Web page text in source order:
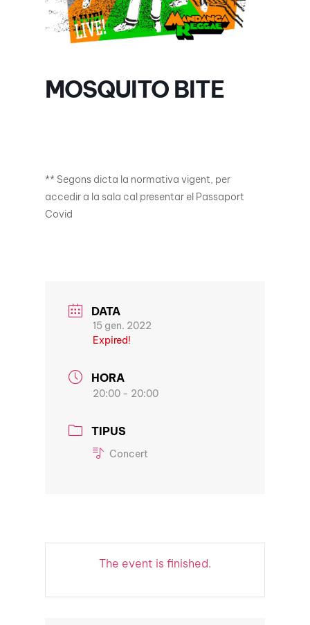
MOSQUITO BITE
** Segons dicta la normativa vigent, per
accedir a la sala cal presentar el Passaport
Covid
DATA
15 gen. 2022
Expired!
HORA
20:00 - 20:00
TIPUS
Concert
The event is finished.